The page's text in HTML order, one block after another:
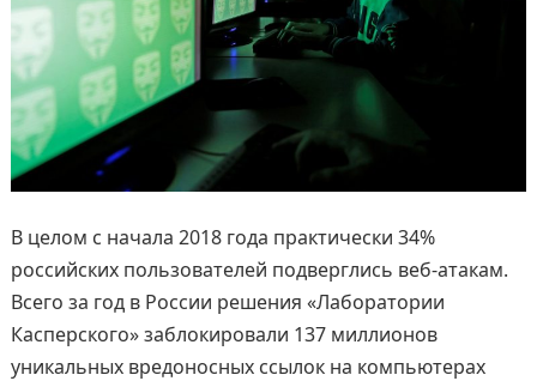
В целом с начала 2018 года практически 34%
российских пользователей подверглись веб-атакам.
Всего за год в России решения «Лаборатории
Касперского» заблокировали 137 миллионов
уникальных вредоносных ссылок на компьютерах